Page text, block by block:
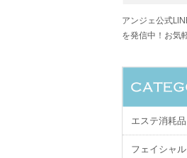
アンジェ公式
を発信中！お気
エステ消耗品
フェイシャル